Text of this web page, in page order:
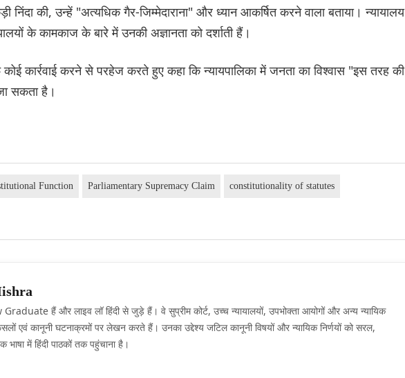
निंदा की, उन्हें "अत्यधिक गैर-जिम्मेदाराना" और ध्यान आकर्षित करने वाला बताया।
के कामकाज के बारे में उनकी अज्ञानता को दर्शाती हैं।
कार्रवाई करने से परहेज करते हुए कहा कि न्यायपालिका में जनता का विश्वास "इस तरह की
सकता है।
Function Parliamentary Supremacy Claim constitutionality of statutes
Graduate हैं और लाइव लॉ हिंदी से जुड़े हैं। वे सुप्रीम कोर्ट, उच्च न्यायालयों, उपभोक्ता आयोगों और अन्य न्यायिक
एवं कानूनी घटनाक्रमों पर लेखन करते हैं। उनका उद्देश्य जटिल कानूनी विषयों और न्यायिक निर्णयों को सरल,
में हिंदी पाठकों तक पहुंचाना है।